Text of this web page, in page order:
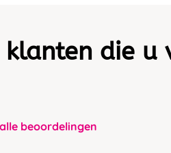
die u
beoordelingen